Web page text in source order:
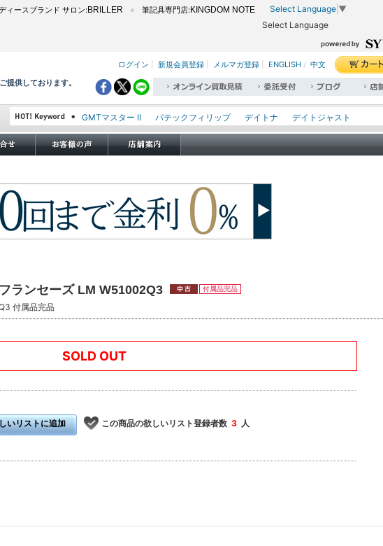
ィースブランド サロン:BRILLER 筆記具専門店:KINGDOM NOTE Select Language ▼
Select Language
供しております。
ログイン 新規会員登録 メルマガ登録 ENGLISH / 中文
GMTマスター II パテックフィリップ デイトナ
デイトジャスト
エクスプローラー I
オイスターパーペチュアル
シードゥエラー
ランセーズ LM W51002Q3 付属品完品
付属品完品
SOLD OUT
いリストに追加 この商品の欲しいリスト登録者数 3 人